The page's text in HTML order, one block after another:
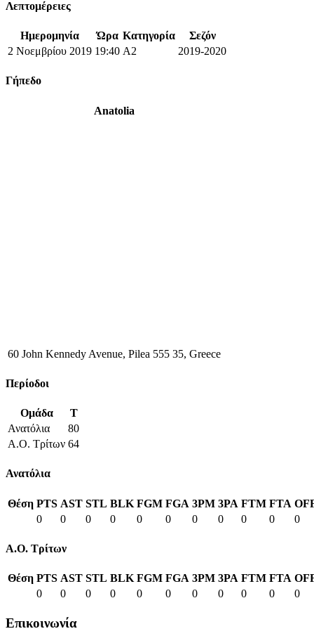
Λεπτομέρειες
Ημερομηνία Ώρα Κατηγορία
Σεζόν
2 Νοεμβρίου 2019 19:40 A2 2019-2020
Γήπεδο
Anatolia
60 John Kennedy Avenue, Pilea 555 35, Greece
Περίοδοι
Ομάδα
T
Ανατόλια
80
Α.Ο. Τρίτων 64
Ανατόλια
Θέση PTS AST STL BLK FGM FGA 3PM 3PA FTM FTA
0
0 0 0 0 0 0 0 0 0 0
Α.Ο. Τρίτων
Θέση PTS AST STL BLK FGM FGA 3PM 3PA FTM FTA
0
0 0 0 0 0 0 0 0 0 0
Επικοινωνία